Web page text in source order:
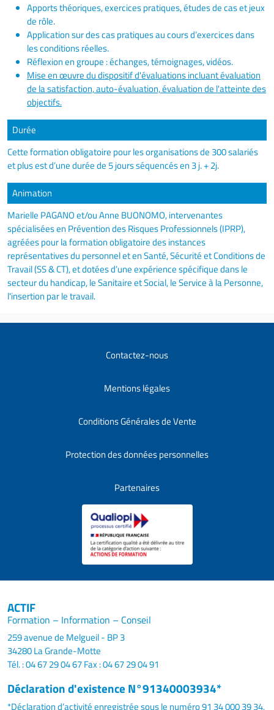
Apports théoriques, exercices pratiques, études de cas et jeux
de rôle.
Application sur des cas pratiques au cours d’exercices dans
les conditions réelles.
Réflexion en groupe : échanges, témoignages, vidéos.
Mise en œuvre du dispositif d'évaluations incluant évaluation
de la satisfaction, auto-évaluation, évaluation de l'atteinte des
objectifs.
Durée
Cette formation obligatoire pour les organisations de 300 salariés
et plus est d’une durée de 5 jours séquencés en 3 j. + 2j.
Animation
Marielle PAGANO et/ou Anne BUONOMO, intervenantes
spécialisées en Prévention des Risques Professionnels (IPRP),
agréées pour la formation obligatoire des instances
représentatives du personnel et en Santé, Sécurité et Conditions de
Travail (SS & CT), et dotées d’une expérience spécifique dans le
secteur du handicap, le Sanitaire et Social, le Service à la Personne,
l'insertion par le travail.
Contactez-nous
Mentions légales
Conditions Générales de Vente
Protection des données personnelles
Partenaires
ACTIF
Formation – Information – Conseil
259 avenue de Melgueil - BP 3
34280 La Grande-Motte
Tél. : 04 67 29 04 67Fax : 04 67 29 04 91
Déclaration d'existence N°91340003934*
*Déclaration d’activité enregistrée sous le numéro 91 34 000 39 34,